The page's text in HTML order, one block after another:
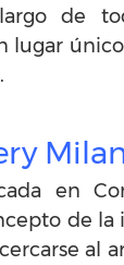
de
lugar
en
de la
al